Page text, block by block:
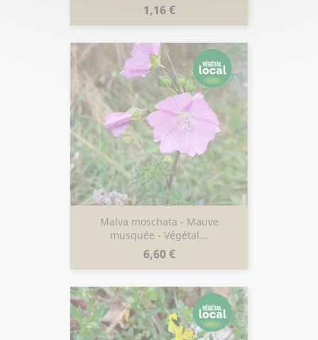
Prix
1,16 €
Malva moschata - Mauve
musquée - Végétal...
Prix
6,60 €